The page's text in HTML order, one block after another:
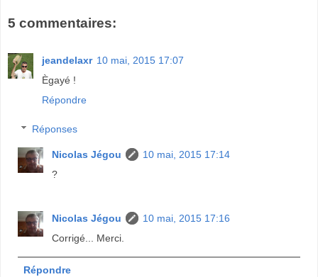
5 commentaires:
jeandelaxr 10 mai, 2015 17:07
Ègayé !
Répondre
Réponses
Nicolas Jégou
10 mai, 2015 17:14
?
Nicolas Jégou
10 mai, 2015 17:16
Corrigé... Merci.
Répondre